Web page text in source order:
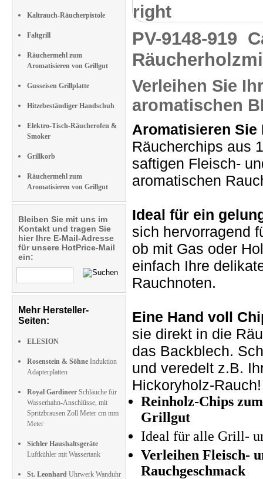
Kaltrauch-Räucherpistole
Faltgrill
Räuchermehl zum
Aromatisieren von Grillgut
Gusseisen Grillplatte
Hitzebeständiger Handschuh
Elektro-Tisch-Räucherofen &
Smoker
Grillkorb
Räuchermehl zum
Aromatisieren von Grillgut
Bleiben Sie mit uns im
Kontakt und tragen Sie
hier Ihre E-Mail-Adresse
für unsere HotPrice-Mail
ein:
Mehr Hersteller-
Seiten:
ELESION
Rosenstein & Söhne Induktion
Adapterplatten
Royal Gardineer Schläuche für
Wasserhahn-Anschlüsse, mit
Spritzbrausen Zoll Meter cm mm
Meter
Sichler Haushaltsgeräte
Luftkühler mit Wassertank
St. Leonhard Uhrwerk Wanduhr
right
PV-9148-919
Verleihen Sie
aromatischen
Aromatisieren
Räucherchips aus
saftigen Fleisch-
aromatischen
Ideal für ein
sich hervorragend
ob mit Gas oder
einfach Ihre
Rauchnoten.
Eine Hand voll
sie direkt in die
das Backblech.
und veredelt z.B.
Hickoryholz-Rauch!
Reinholz-Chips
Grillgut
Ideal für alle Grill-
Verleihen Fleisch-
Rauchgeschmack